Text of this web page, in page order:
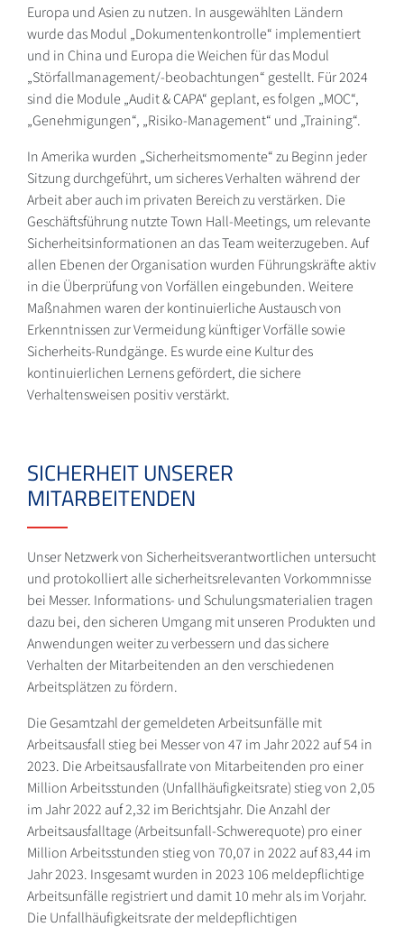
Europa und Asien zu nutzen. In ausgewählten Ländern
wurde das Modul „Dokumentenkontrolle“ implementiert
und in China und Europa die Weichen für das Modul
„Störfallmanagement/-beobachtungen“ gestellt. Für 2024
sind die Module „Audit & CAPA“ geplant, es folgen „MOC“,
„Genehmigungen“, „Risiko-Management“ und „Training“.
In Amerika wurden „Sicherheitsmomente“ zu Beginn jeder
Sitzung durchgeführt, um sicheres Verhalten während der
Arbeit aber auch im privaten Bereich zu verstärken. Die
Geschäftsführung nutzte Town Hall-Meetings, um relevante
Sicherheitsinformationen an das Team weiterzugeben. Auf
allen Ebenen der Organisation wurden Führungskräfte aktiv
in die Überprüfung von Vorfällen eingebunden. Weitere
Maßnahmen waren der kontinuierliche Austausch von
Erkenntnissen zur Vermeidung künftiger Vorfälle sowie
Sicherheits-Rundgänge. Es wurde eine Kultur des
kontinuierlichen Lernens gefördert, die sichere
Verhaltensweisen positiv verstärkt.
SICHERHEIT UNSERER
MITARBEITENDEN
Unser Netzwerk von Sicherheitsverantwortlichen untersucht
und protokolliert alle sicherheitsrelevanten Vorkommnisse
bei Messer. Informations- und Schulungsmaterialien tragen
dazu bei, den sicheren Umgang mit unseren Produkten und
Anwendungen weiter zu verbessern und das sichere
Verhalten der Mitarbeitenden an den verschiedenen
Arbeitsplätzen zu fördern.
Die Gesamtzahl der gemeldeten Arbeitsunfälle mit
Arbeitsausfall stieg bei Messer von 47 im Jahr 2022 auf 54 in
2023. Die Arbeitsausfallrate von Mitarbeitenden pro einer
Million Arbeitsstunden (Unfallhäufigkeitsrate) stieg von 2,05
im Jahr 2022 auf 2,32 im Berichtsjahr. Die Anzahl der
Arbeitsausfalltage (Arbeitsunfall-Schwerequote) pro einer
Million Arbeitsstunden stieg von 70,07 in 2022 auf 83,44 im
Jahr 2023. Insgesamt wurden in 2023 106 meldepflichtige
Arbeitsunfälle registriert und damit 10 mehr als im Vorjahr.
Die Unfallhäufigkeitsrate der meldepflichtigen